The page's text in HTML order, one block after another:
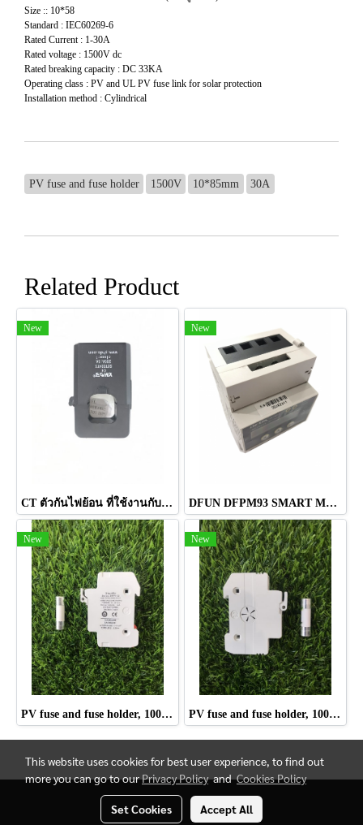
Size :: 10*58
Standard : IEC60269-6
Rated Current : 1-30A
Rated voltage : 1500V dc
Rated breaking capacity : DC 33KA
Operating class : PV and UL PV fuse link for solar protection
Installation method : Cylindrical
PV fuse and fuse holder 1500V 10*85mm 30A
Related Product
New
CT ตัวกันไฟย้อน ที่ใช้งานกับอินเวอร์เตอร์
New
DFUN DFPM93 SMART METER
New
PV fuse and fuse holder, 1000V, 10*38mm, 30A
New
PV fuse and fuse holder, 1000V, 10*38mm, 15A
This website uses cookies for best user experience, to find out
more you can go to ourPrivacy PolicyandCookies Policy
Set Cookies Accept All